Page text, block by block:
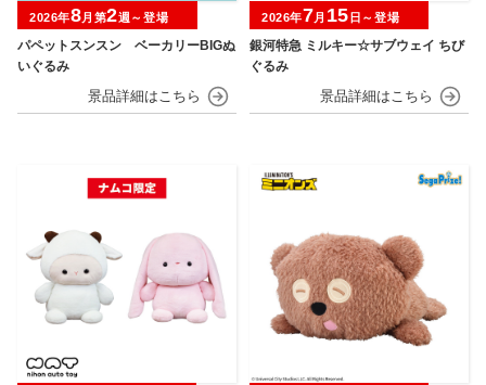
パペットスンスン ベーカリーBIGぬ
いぐるみ
2026年8月第2週～登場
銀河特急 ミルキー☆サブウェイ ちび
ぐるみ
2026年7月 15 日～登場